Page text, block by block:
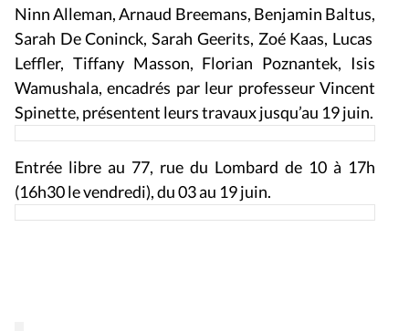
Ninn Alleman, Arnaud Breemans, Benjamin Baltus,
Sarah De Coninck, Sarah Geerits, Zoé Kaas, Lucas
Leffler, Tiffany Masson, Florian Poznantek, Isis
Wamushala, encadrés par leur professeur Vincent
Spinette, présentent leurs travaux jusqu’au 19 juin.
Entrée libre au 77, rue du Lombard de 10 à 17h
(16h30 le vendredi), du 03 au 19 juin.